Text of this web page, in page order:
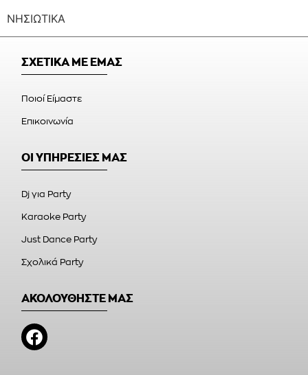
ΝΗΣΙΩΤΙΚΑ
ΣΧΕΤΙΚΑ ΜΕ ΕΜΑΣ
Ποιοί Είμαστε
Επικοινωνία
ΟΙ ΥΠΗΡΕΣΙΕΣ ΜΑΣ
Dj για Party
Karaoke Party
Just Dance Party
Σχολικά Party
ΑΚΟΛΟΥΘΗΣΤΕ ΜΑΣ